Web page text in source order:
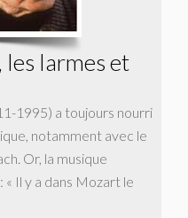
les larmes et
1995) a toujours nourri
notamment avec le
Or, la musique
Il y a dans Mozart le